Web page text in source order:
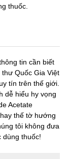
thuốc.
tin cần biết
Quốc Gia Việt
tín trên thế giới.
dễ hiểu hy vọng
Acetate
thế tờ hướng
tôi không đưa
dùng thuốc!